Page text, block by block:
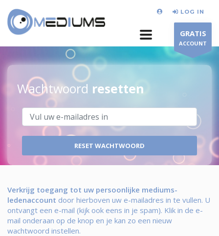
LOG IN
GRATIS
ACCOUNT
Wachtwoord resetten
Verkrijg toegang tot uw persoonlijke mediums-
ledenaccount door hierboven uw e-mailadres in te vullen. U
ontvangt een e-mail (kijk ook eens in je spam). Klik in de e-
mail onderaan op de knop en je kan zo een nieuw
wachtwoord instellen.